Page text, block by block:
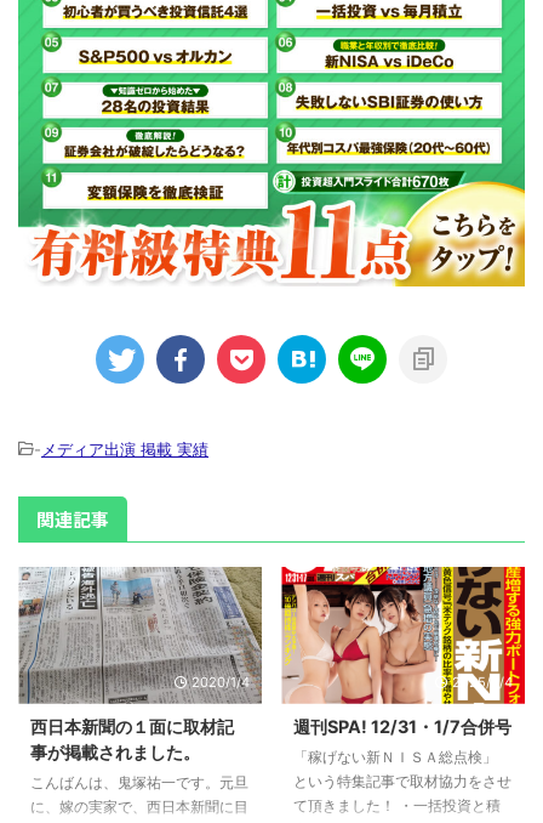
- メディア出演 掲載 実績
関連記事
2020/1/4
西日本新聞の１面に取材記
事が掲載されました。
こんばんは、鬼塚祐一です。元旦
に、嫁の実家で、西日本新聞に目
2025/2/4
週刊SPA! 12/31・1/7合併号
「稼げない新ＮＩＳＡ総点検」
という特集記事で取材協力をさせ
て頂きました！ ・一括投資と積